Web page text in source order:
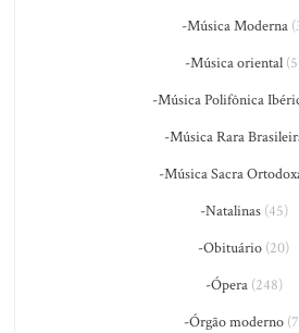
-Música Moderna
-Música oriental
-Música Polifônica
-Música Rara
-Música Sacra
-Natalinas(45)
-Obituário (20)
-Ópera(248)
-Órgão moderno